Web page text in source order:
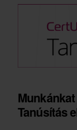
Tanúsítás